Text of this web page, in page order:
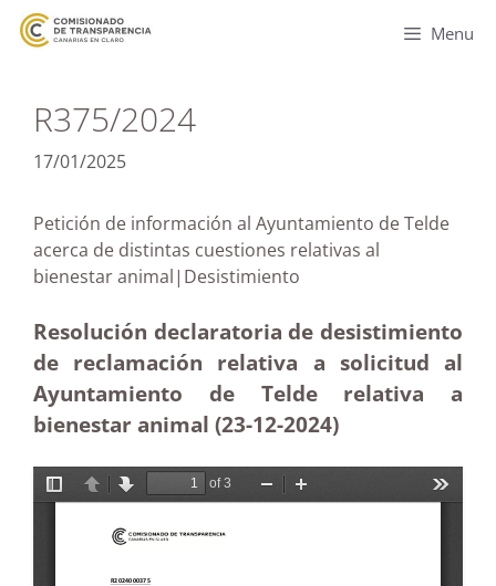
Menu
R375/2024
17/01/2025
Petición de información al Ayuntamiento de Telde
acerca de distintas cuestiones relativas al
bienestar animal|Desistimiento
Resolución declaratoria de desistimiento
de reclamación relativa a solicitud al
Ayuntamiento de Telde relativa a
bienestar animal (23-12-2024)